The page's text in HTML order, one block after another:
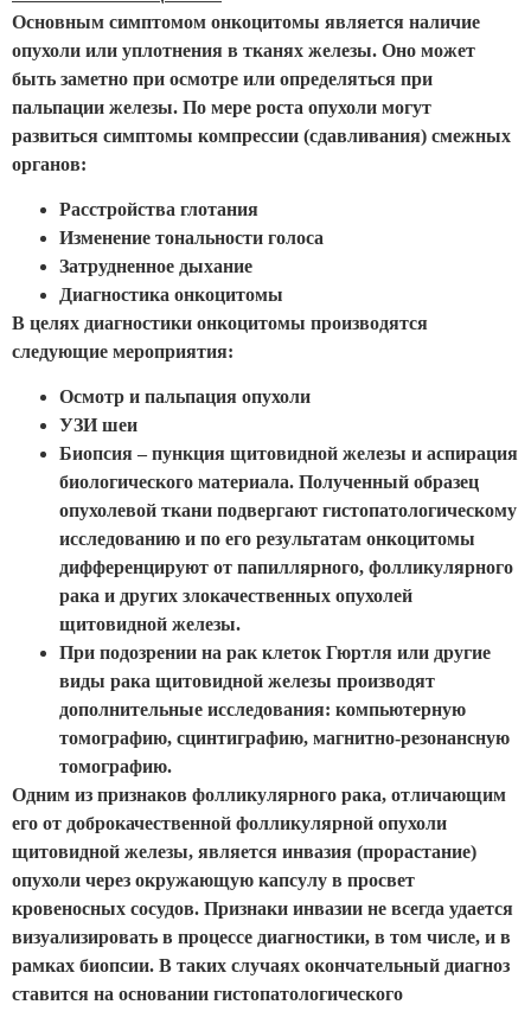
Основным симптомом онкоцитомы является наличие
опухоли или уплотнения в тканях железы. Оно может
быть заметно при осмотре или определяться при
пальпации железы. По мере роста опухоли могут
развиться симптомы компрессии (сдавливания) смежных
органов:
Расстройства глотания
Изменение тональности голоса
Затрудненное дыхание
Диагностика онкоцитомы
В целях диагностики онкоцитомы производятся
следующие мероприятия:
Осмотр и пальпация опухоли
УЗИ шеи
Биопсия – пункция щитовидной железы и аспирация
биологического материала. Полученный образец
опухолевой ткани подвергают гистопатологическому
исследованию и по его результатам онкоцитомы
дифференцируют от папиллярного, фолликулярного
рака и других злокачественных опухолей
щитовидной железы.
При подозрении на рак клеток Гюртля или другие
виды рака щитовидной железы производят
дополнительные исследования: компьютерную
томографию, сцинтиграфию, магнитно-резонансную
томографию.
Одним из признаков фолликулярного рака, отличающим
его от доброкачественной фолликулярной опухоли
щитовидной железы, является инвазия (прорастание)
опухоли через окружающую капсулу в просвет
кровеносных сосудов. Признаки инвазии не всегда удается
визуализировать в процессе диагностики, в том числе, и в
рамках биопсии. В таких случаях окончательный диагноз
ставится на основании гистопатологического